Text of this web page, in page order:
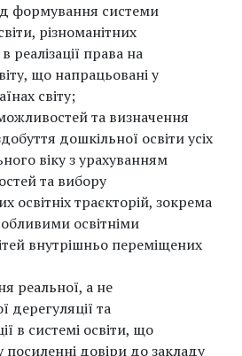
формування системи
різноманітних
реалізації права на
що напрацьовані у
світу;
та визначення
дошкільної освіти усіх
віку з урахуванням
та вибору
освітніх траєкторій, зокрема
освітніми
внутрішньо переміщених
реальної, а не
дерегуляції та
в системі освіти, що
посиленні довіри до закладу